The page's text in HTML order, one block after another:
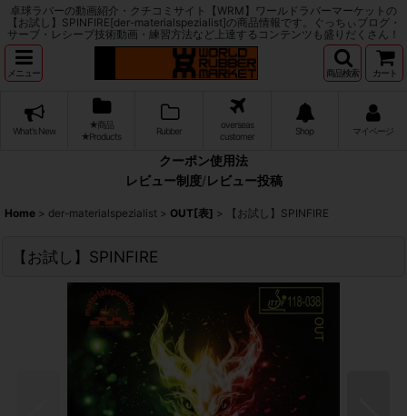
卓球ラバーの動画紹介・クチコミサイト【WRM】ワールドラバーマーケットの
【お試し】SPINFIRE[der-materialspezialist]の商品情報です。ぐっちぃブログ・
サーブ・レシーブ技術動画・練習方法など上達するコンテンツも盛りだくさん！
メニュー 商品検索 カート
What's New
★商品
★Products
Rubber
overseas
customer
Shop マイページ
クーポン使用法
レビュー制度/レビュー投稿
Home > der-materialspezialist > OUT[表] > 【お試し】SPINFIRE
【お試し】SPINFIRE